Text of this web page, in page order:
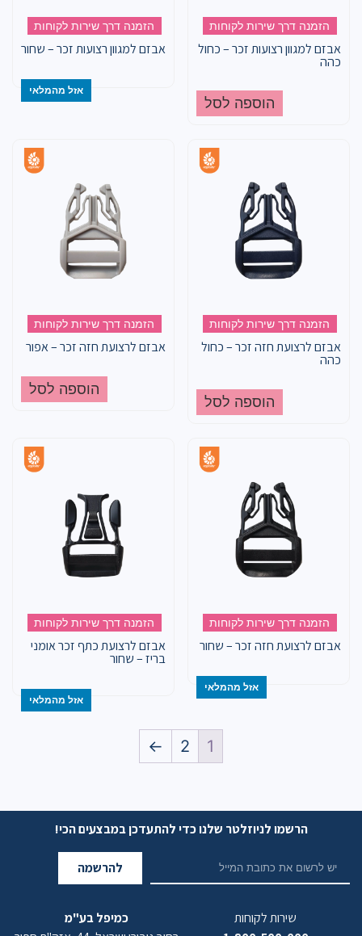
הזמנה דרך שירות לקוחות
אבזם למגוון רצועות זכר – כחול
כהה
הוספה לסל
הזמנה דרך שירות לקוחות
אבזם למגוון רצועות זכר – שחור
אזל מהמלאי
הזמנה דרך שירות לקוחות
אבזם לרצועת חזה זכר – כחול
כהה
הוספה לסל
הזמנה דרך שירות לקוחות
אבזם לרצועת חזה זכר – אפור
הוספה לסל
הזמנה דרך שירות לקוחות
אבזם לרצועת חזה זכר – שחור
אזל מהמלאי
הזמנה דרך שירות לקוחות
אבזם לרצועת כתף זכר אומני
בריז – שחור
אזל מהמלאי
1
2
←
הרשמו לניוזלטר שלנו כדי להתעדכן במבצעים הכי!
להרשמה
שירות לקוחות
כמיפל בע"מ